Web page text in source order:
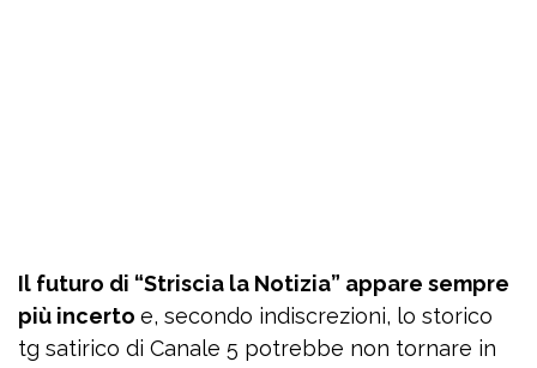
Il futuro di “Striscia la Notizia” appare sempre
più incerto e, secondo indiscrezioni, lo storico
tg satirico di Canale 5 potrebbe non tornare in